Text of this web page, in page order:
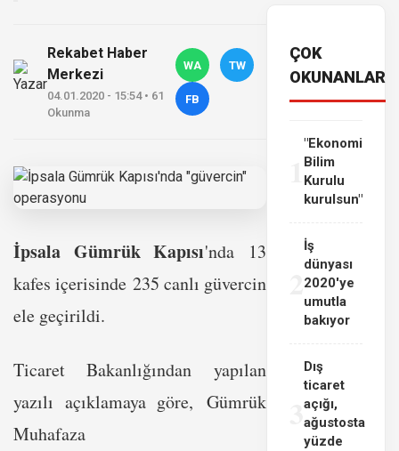
Rekabet Haber
Merkezi
04.01.2020 - 15:54 • 61
Okunma
WA TW
FB
İpsala Gümrük Kapısı'nda 13
kafes içerisinde 235 canlı güvercin
ele geçirildi.
Ticaret Bakanlığından yapılan
yazılı açıklamaya göre, Gümrük
Muhafaza
ÇOK
OKUNANLAR
"Ekonomi
Bilim
Kurulu
kurulsun"
İş
dünyası
2020'ye
umutla
bakıyor
3
Dış
ticaret
açığı,
ağustosta
yüzde